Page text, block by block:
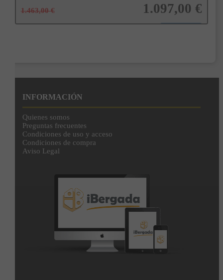
1.463,00 € 1.097,00 €
INFORMACIÓN
Quienes somos
Preguntas frecuentes
Condiciones de uso y acceso
Condiciones de compra
Aviso Legal